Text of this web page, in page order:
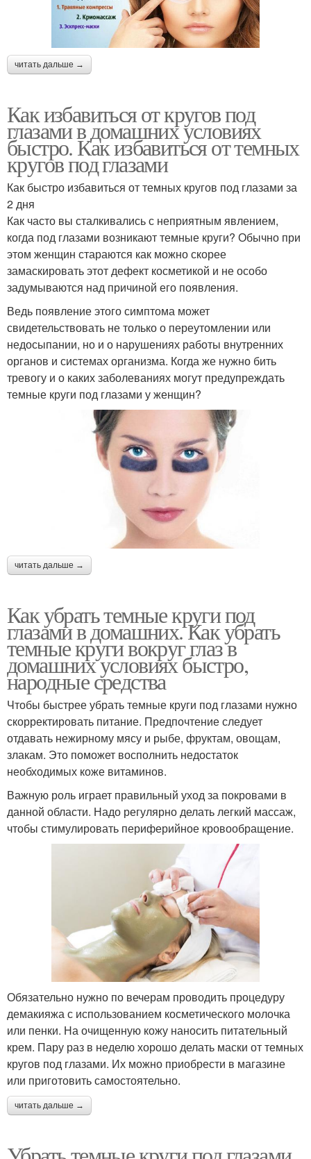
читать дальше →
Как избавиться от кругов под
глазами в домашних условиях
быстро. Как избавиться от темных
кругов под глазами
Как быстро избавиться от темных кругов под глазами за
2 дня
Как часто вы сталкивались с неприятным явлением,
когда под глазами возникают темные круги? Обычно при
этом женщин стараются как можно скорее
замаскировать этот дефект косметикой и не особо
задумываются над причиной его появления.
Ведь появление этого симптома может
свидетельствовать не только о переутомлении или
недосыпании, но и о нарушениях работы внутренних
органов и системах организма. Когда же нужно бить
тревогу и о каких заболеваниях могут предупреждать
темные круги под глазами у женщин?
читать дальше →
Как убрать темные круги под
глазами в домашних. Как убрать
темные круги вокруг глаз в
домашних условиях быстро,
народные средства
Чтобы быстрее убрать темные круги под глазами нужно
скорректировать питание. Предпочтение следует
отдавать нежирному мясу и рыбе, фруктам, овощам,
злакам. Это поможет восполнить недостаток
необходимых коже витаминов.
Важную роль играет правильный уход за покровами в
данной области. Надо регулярно делать легкий массаж,
чтобы стимулировать периферийное кровообращение.
Обязательно нужно по вечерам проводить процедуру
демакияжа с использованием косметического молочка
или пенки. На очищенную кожу наносить питательный
крем. Пару раз в неделю хорошо делать маски от темных
кругов под глазами. Их можно приобрести в магазине
или приготовить самостоятельно.
читать дальше →